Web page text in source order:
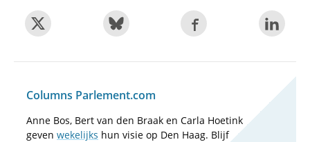
Columns Parlement.com
Anne Bos, Bert van den Braak en Carla Hoetink
geven wekelijks hun visie op Den Haag. Blijf